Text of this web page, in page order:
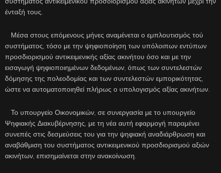
ένταξή τους.
Μέσα στους επόμενους μήνες αναμένεται ο εμπλουτισμός τού
συστήματος, τόσο με την ψηφιοποίηση των υπόλοιπων εντύπων
προσδιορισμού αντικειμενικής αξίας ακινήτου όσο και με την
εισαγωγή ψηφιοποιημένων δεδομένων, όπως των συντελεστών
δόμησης της πολεοδομίας και των συντελεστών εμπορικότητας,
ώστε να αυτοματοποιηθεί πλήρως ο υπολογισμός αξίας ακινήτων.
Το υπουργείο Οικονομικών, σε συνεργασία με το υπουργείο
Ψηφιακής Διακυβέρνησης, με τη νέα αυτή εφαρμογή παραμένει
συνεπές στις δεσμεύσεις του για την ψηφιακή αναδιάρθρωση και
αναβάθμιση του συστήματος αντικειμενικού προσδιορισμού αξιών
ακινήτων, επισημαίνεται στην ανακοίνωση.